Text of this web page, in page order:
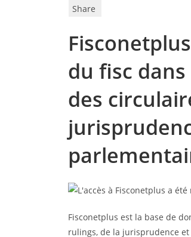
Share
du fisc
des
Fisconetplus est la base de
rulings, de la jurisprudence et